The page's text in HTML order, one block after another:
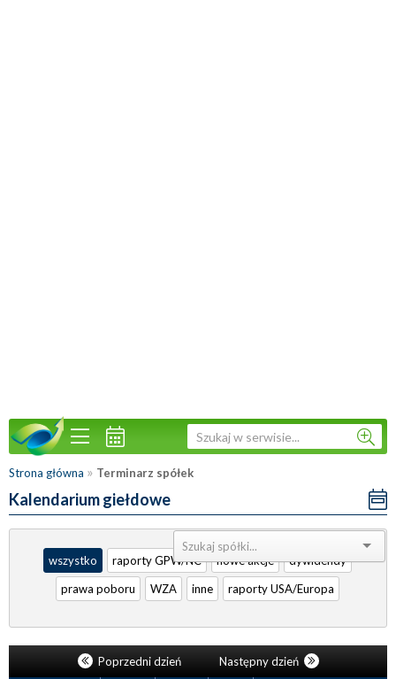
Strona główna » Terminarz spółek
Kalendarium giełdowe
Sortuj:
wszystko
raporty GPW/NC nowe akcje
dywidendy
prawa poboru
WZA inne raporty USA/Europa
Poprzedni dzień Następny dzień